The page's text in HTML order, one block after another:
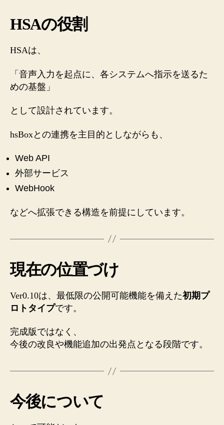
HSAの役割
HSAは、
「音声入力を起点に、各システムへ指示を送るた
めの基盤」
として設計されています。
hsBoxとの連携を主目的としながらも、
Web API
外部サービス
WebHook
などへ拡張できる構造を前提にしています。
現在の位置づけ
Ver0.10は、最低限の公開可能機能を備えた初期プ
ロトタイプです。
完成版ではなく、
今後の改良や機能追加の出発点となる段階です。
今後について